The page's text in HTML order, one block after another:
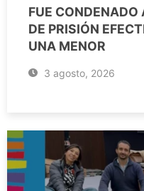
FUE
DE PRISIÓN
UNA MENOR
3 agosto, 2026